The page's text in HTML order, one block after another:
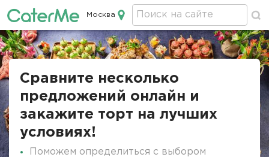
Кейтеринг в Москве
Москва
Строка
Сравните несколько
предложений онлайн и
закажите торт на лучших
условиях!
Поможем определиться с выбором